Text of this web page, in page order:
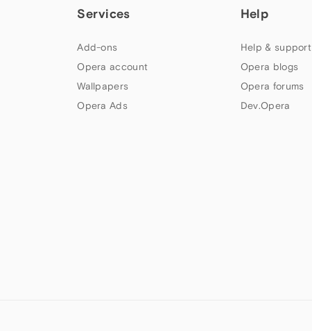
Services
Add-ons
Opera account
Wallpapers
Opera Ads
Help
Help & support
Opera blogs
Opera forums
Dev.Opera